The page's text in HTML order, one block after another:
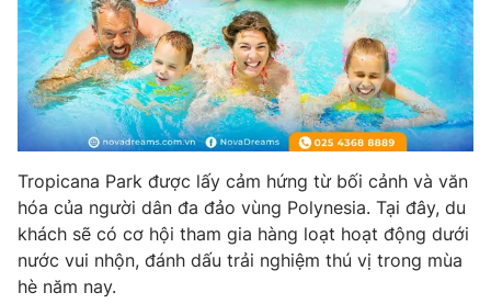
Photo Infographic
Video Shorts video
VTV Sức khoẻ Bất động sản
Thị trường 24h
Tropicana Park được lấy cảm hứng từ bối cảnh và văn
hóa của người dân đa đảo vùng Polynesia. Tại đây, du
khách sẽ có cơ hội tham gia hàng loạt hoạt động dưới
nước vui nhộn, đánh dấu trải nghiệm thú vị trong mùa
hè năm nay.